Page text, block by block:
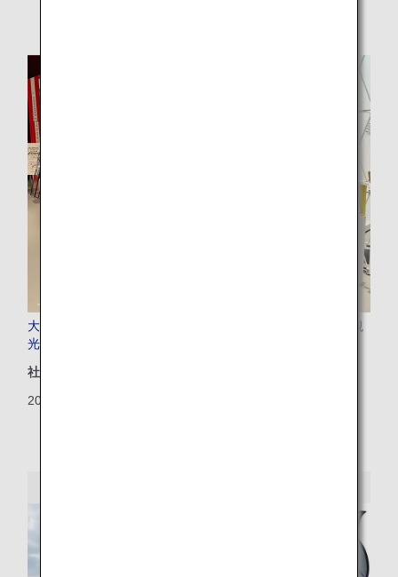
大阪・関西万博会場内「フェスティバル・ステーション」観
光PRブースで特別ブースを出展！
社会地域
2025/08/25